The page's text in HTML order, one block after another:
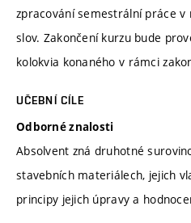
zpracování semestrální práce v
slov. Zakončení kurzu bude
kolokvia konaného v rámci
UČEBNÍ CÍLE
Odborné znalosti
Absolvent zná druhotné
stavebních materiálech, jejich
principy jejich úpravy a